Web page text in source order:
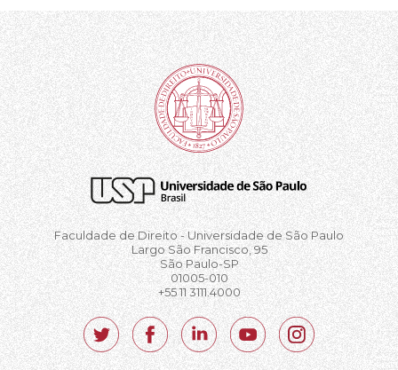
Faculdade de Direito - Universidade de São Paulo
Largo São Francisco, 95
São Paulo-SP
01005-010
+55 11 3111.4000